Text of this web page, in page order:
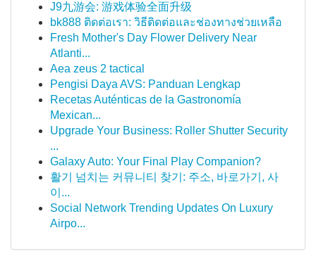
J9九游会: 游戏体验全面升级
bk888 ติดต่อเรา: วิธีติดต่อและช่องทางช่วยเหลือ
Fresh Mother's Day Flower Delivery Near
Atlanti...
Aea zeus 2 tactical
Pengisi Daya AVS: Panduan Lengkap
Recetas Auténticas de la Gastronomía
Mexican...
Upgrade Your Business: Roller Shutter Security
...
Galaxy Auto: Your Final Play Companion?
활기 넘치는 커뮤니티 찾기: 주소, 바로가기, 사
이...
Social Network Trending Updates On Luxury
Airpo...